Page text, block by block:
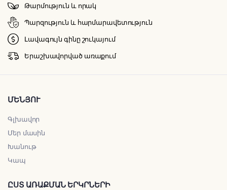
Թարմություն և որակ
Պարզություն և հարմարավետություն
Լավագույն գինը շուկայում
Երաշխավորված առաքում
ՄԵՆՅՈՒ
Գլխավոր
Մեր մասին
Խանութ
Կապ
ԸՍՏ ԱՌԱՔՄԱՆ ԵՐԿՐՆԵՐԻ